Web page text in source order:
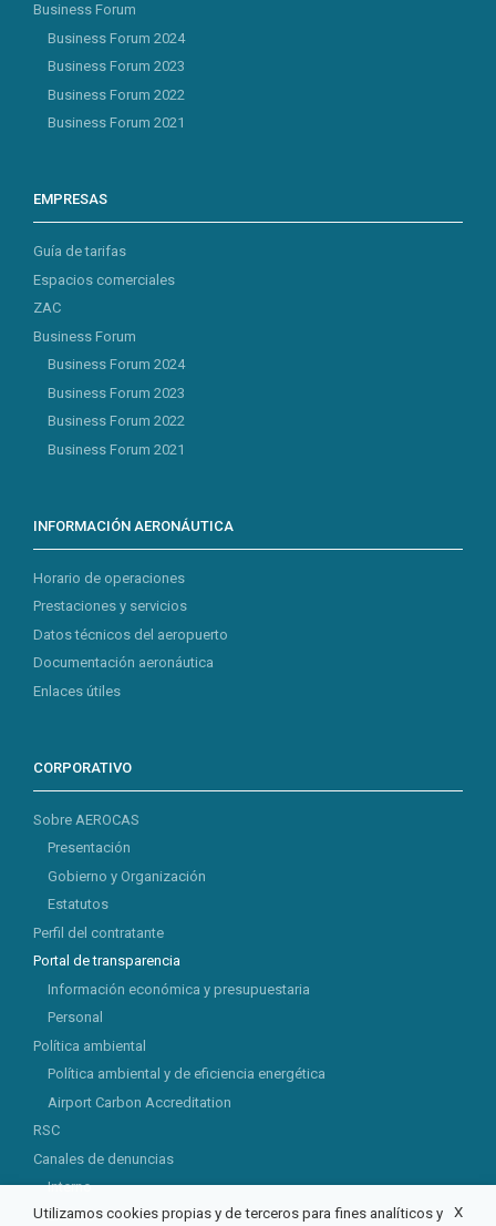
Business Forum
Business Forum 2024
Business Forum 2023
Business Forum 2022
Business Forum 2021
EMPRESAS
Guía de tarifas
Espacios comerciales
ZAC
Business Forum
Business Forum 2024
Business Forum 2023
Business Forum 2022
Business Forum 2021
INFORMACIÓN AERONÁUTICA
Horario de operaciones
Prestaciones y servicios
Datos técnicos del aeropuerto
Documentación aeronáutica
Enlaces útiles
CORPORATIVO
Sobre AEROCAS
Presentación
Gobierno y Organización
Estatutos
Perfil del contratante
Portal de transparencia
Información económica y presupuestaria
Personal
Política ambiental
Política ambiental y de eficiencia energética
Airport Carbon Accreditation
RSC
Canales de denuncias
Interno
Externo
X
Utilizamos cookies propias y de terceros para fines analíticos y